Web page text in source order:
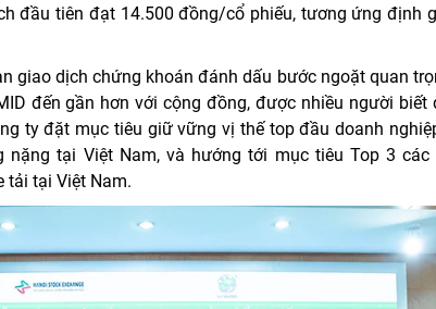
đầu tiên đạt 14.500 đồng/cổ phiếu, tương ứng định
giao dịch chứng khoán đánh dấu bước ngoặt quan
đến gần hơn với cộng đồng, được nhiều người biết
ty đặt mục tiêu giữ vững vị thế top đầu doanh
nặng tại Việt Nam, và hướng tới mục tiêu Top 3 các
tải tại Việt Nam.